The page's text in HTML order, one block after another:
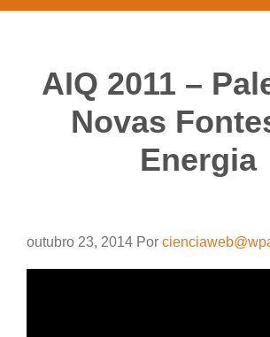
AIQ 2011 –
Novas
Energia
outubro 23, 2014 Por